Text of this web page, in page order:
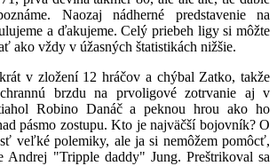
Naozaj nádherné predstavenie na
a ďakujeme. Celý priebeh ligy si môžte
ako vždy v úžasných štatistikách nižšie.
v zložení 12 hráčov a chýbal Zatko, takže
brzdu na prvoligové zotrvanie aj v
Robino Danáč a peknou hrou ako ho
pásmo zostupu. Kto je najväčší bojovník? O
veľké polemiky, ale ja si nemôžem pomôcť,
Andrej "Tripple daddy" Jung. Preštrikoval sa